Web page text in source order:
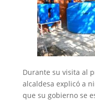
Durante su visita al
alcaldesa explicó a
que su gobierno se